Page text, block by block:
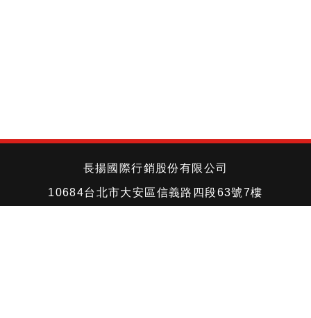
長揚國際行銷股份有限公司
10684台北市大安區信義路四段63號7樓